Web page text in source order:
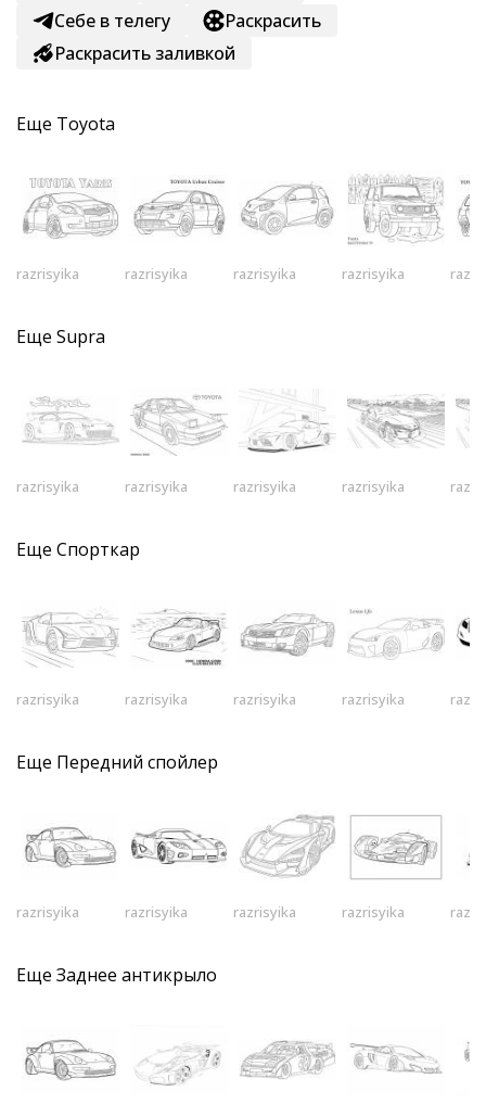
Себе в телегу
Раскрасить
Раскрасить заливкой
Еще Toyota
razrisyika razrisyika razrisyika razrisyika
Еще Supra
razrisyika razrisyika razrisyika razrisyika
Еще Спорткар
razrisyika razrisyika razrisyika razrisyika
Еще Передний спойлер
razrisyika razrisyika razrisyika razrisyika
Еще Заднее антикрыло